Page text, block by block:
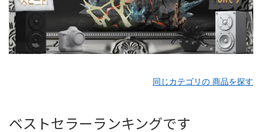
同じカテゴリの 商品を探す
ベストセラーランキングです